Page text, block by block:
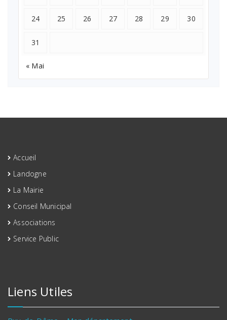
24 25 26 27 28 29 30
31
« Mai
Accueil
Landogne
La Mairie
Conseil Municipal
Associations
Service Public
Liens Utiles